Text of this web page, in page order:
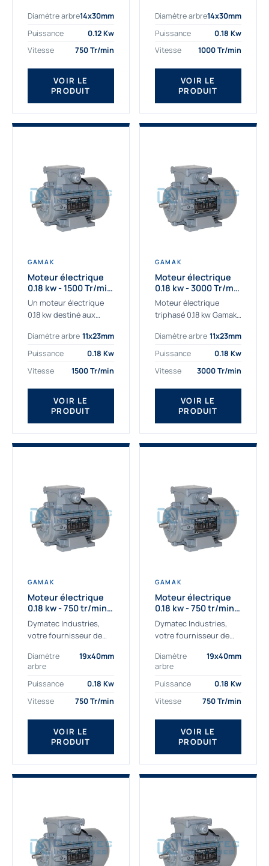
kw. Dymatec Industries
vous propose le moteur
moteur de
qualité Gamak...
Diamètre arbre14x30mm
Puissance
0.12 Kw
Vitesse
750 Tr/min
VOIR LE
PRODUIT
aux applications
sévères. Nous
assemblons et
fournissons des
moteurs asynchrones
depuis de
nombreuses...
Diamètre arbre14x30mm
Puissance
0.18 Kw
Vitesse
1000 Tr/min
VOIR LE
PRODUIT
GAMAK
Moteur électrique
0.18 kw - 1500 Tr/min
- 230/400V - IE2
Un moteur électrique
0.18 kw destiné aux
exigeantes. Fort de
nombreuses années
détermination et la
fourniture...
Diamètre arbre 11x23mm
Puissance
0.18 Kw
Vitesse
1500 Tr/min
VOIR LE
PRODUIT
GAMAK
Moteur électrique
0.18 kw - 3000 Tr/min
- 230/400V - IE2
Moteur électrique
triphasé 0.18 kw Gamak,
professionnelle
indispensable à vos
Fournisseur Français
des moteurs
électriques Gamak,
nous proposons
exclusivement des...
Diamètre arbre 11x23mm
Puissance
0.18 Kw
Vitesse
3000 Tr/min
VOIR LE
PRODUIT
GAMAK
Moteur électrique
0.18 kw - 750 tr/min -
230/400V - IE2
Dymatec Industries,
votre fournisseur de
kw. Dymatec Industries
vous propose le moteur
électrique 0.18 kw, un
qualité Gamak...
Diamètre
arbre
19x40mm
Puissance
0.18 Kw
Vitesse
750 Tr/min
VOIR LE
PRODUIT
GAMAK
Moteur électrique
0.18 kw - 750 tr/min -
230/400V - IE3
Dymatec Industries,
votre fournisseur de
kw. Dymatec Industries
vous propose le moteur
électrique 0.18 kw, un
moteur de qualité...
Diamètre
arbre
19x40mm
Puissance
0.18 Kw
Vitesse
750 Tr/min
VOIR LE
PRODUIT